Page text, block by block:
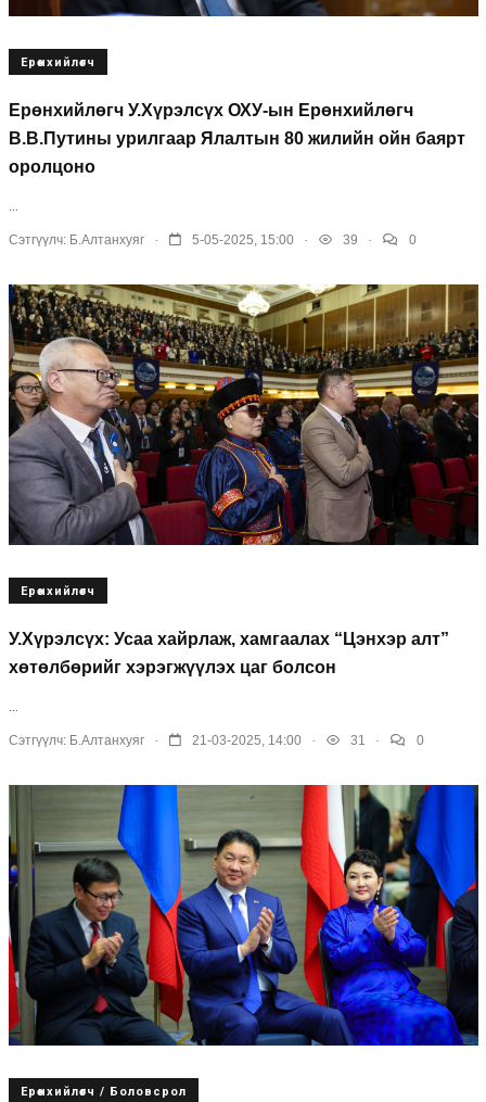
Ерөнхийлөгч
Ерөнхийлөгч У.Хүрэлсүх ОХУ-ын Ерөнхийлөгч
В.В.Путины урилгаар Ялалтын 80 жилийн ойн баярт
оролцоно
Сэтгүүлч: Б.Алтанхуяг . 5-05-2025, 15:00 . 39 . 0
Ерөнхийлөгч
У.Хүрэлсүх: Усаа хайрлаж, хамгаалах “Цэнхэр алт”
хөтөлбөрийг хэрэгжүүлэх цаг болсон
Сэтгүүлч: Б.Алтанхуяг . 21-03-2025, 14:00 . 31 . 0
Ерөнхийлөгч / Боловсрол